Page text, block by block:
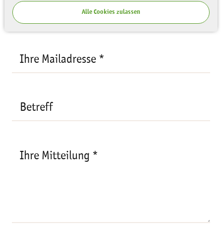
Alle Cookies zulassen
Ihre Mailadresse *
*
Betreff
Ihre Mitteilung *